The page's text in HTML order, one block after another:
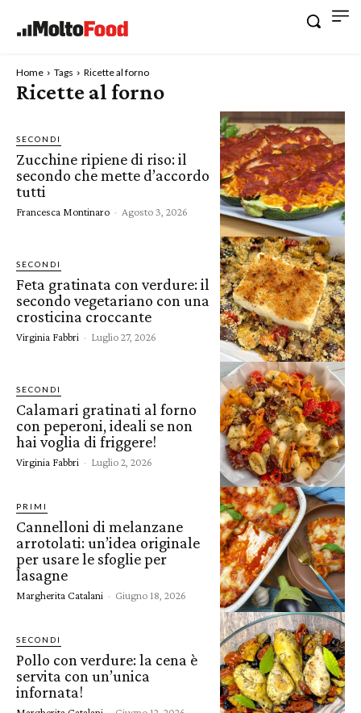
Home Tags Ricette al forno
Ricette al forno
SECONDI
Zucchine ripiene di riso: il
secondo che mette d’accordo
tutti
Francesca Montinaro - Agosto 3, 2026
SECONDI
Feta gratinata con verdure: il
secondo vegetariano con una
crosticina croccante
Virginia Fabbri - Luglio 27, 2026
SECONDI
Calamari gratinati al forno
con peperoni, ideali se non
hai voglia di friggere!
Virginia Fabbri - Luglio 2, 2026
PRIMI
Cannelloni di melanzane
arrotolati: un’idea originale
per usare le sfoglie per
lasagne
Margherita Catalani - Giugno 18, 2026
SECONDI
Pollo con verdure: la cena è
servita con un’unica
infornata!